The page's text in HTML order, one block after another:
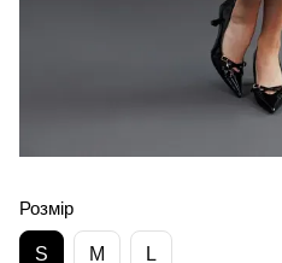
Розмір
S M L